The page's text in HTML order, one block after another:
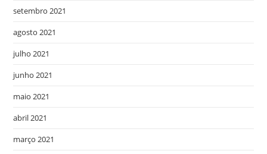
setembro 2021
agosto 2021
julho 2021
junho 2021
maio 2021
abril 2021
março 2021